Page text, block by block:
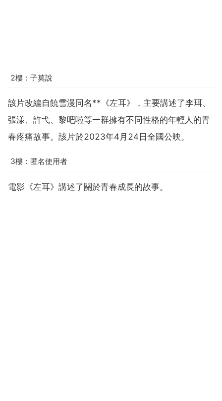
2樓：子莫說
該片改編自饒雪漫同名**《左耳》，主要講述了李珥、
張漾、許弋、黎吧啦等一群擁有不同性格的年輕人的青
春疼痛故事。該片於2023年4月24日全國公映。
3樓：匿名使用者
電影《左耳》講述了關於青春成長的故事。